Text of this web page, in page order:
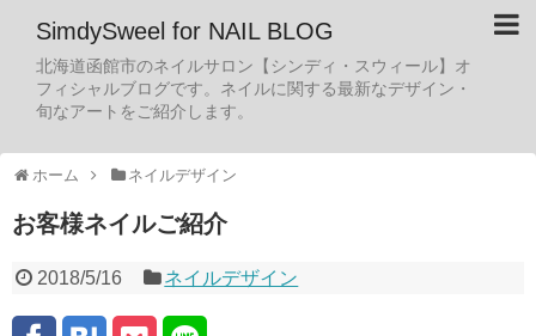
SimdySweel for NAIL BLOG
北海道函館市のネイルサロン【シンディ・スウィール】オ
フィシャルブログです。ネイルに関する最新なデザイン・
旬なアートをご紹介します。
ホーム ネイルデザイン
お客様ネイルご紹介
2018/5/16 ネイルデザイン